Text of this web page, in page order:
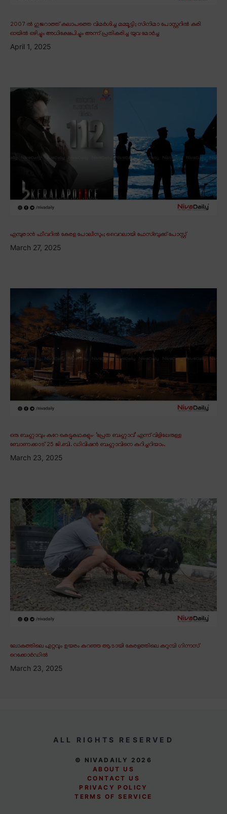
2007 ൽ ഗുജറാത്ത് കലാപത്തെ വിമർശിച്ച മമ്മൂട്ടി; സിനിമാ പോസ്റ്ററിൽ കരി
ഓയിൽ ഒഴിച്ചും അധിക്ഷേപിച്ചും അന്ന് പ്രതികരിച്ച യുവ മോർച്ച
April 1, 2025
എമ്പുരാൻ ഫീവറിൽ കേരള പോലീസും; വൈറലായി ഫേസ്ബുക്ക് പോസ്റ്റ്
March 27, 2025
ഒരു ബംഗ്ലാവും കുറേ കെട്ടുകഥകളും∙ ‘പ്രേത ബംഗ്ലാവ്’ എന്ന് വിളിപ്പേരുള്ള
ബോണക്കാട് 25 ജി.ബി. ഡിവിഷൻ ബംഗ്ലാവിനെ കുറിച്ചറിയാം.
March 23, 2025
ലോകത്തിലെ ഏറ്റവും ഉയരം കുറഞ്ഞ ആടായി കേരളത്തിലെ കറുമ്പി ഗിന്നസ്
റെക്കോർഡിൽ
March 23, 2025
ALL RIGHTS RESERVED
© NIVADAILY 2026
ABOUT US
CONTACT US
PRIVACY POLICY
TERMS OF SERVICE